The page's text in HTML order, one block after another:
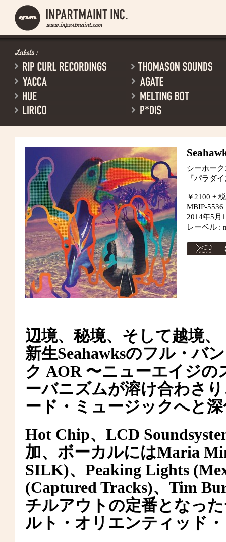
シーホーク
『パラダ
￥2100 + 税
MBIP-5536
2014年5月
レーベル :
辺境、秘境、そして越境、
新生Seahawksのフル・バ
ク AOR 〜ニューエイジ
ーバニズムが溶け合わさ
ード・ミュージックへと
Hot Chip、LCD
加、ボーカルにはMaria
SILK)、Peaking Lights
(Captured Tracks)、Tim
チルアウトの定番となっ
ルト・オリエンティッド